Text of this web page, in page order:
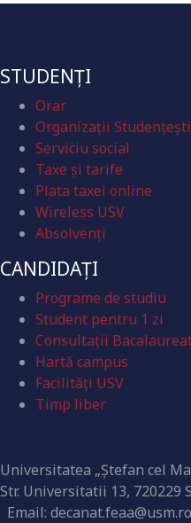
STUDENȚI
Orar
Organizaţii Studenţeşti
Serviciu social
Taxe și tarife
Plata taxei online
Wireless USV
Absolvenţi
CANDIDAȚI
Programe de studiu
Student pentru 1 zi
Consultații
Hartă campus
Facilități USV
Timp liber
Universitatea „Ștefan cel
Str. Universitatii 13, 720229
Email: decanat.feaa@usm.ro